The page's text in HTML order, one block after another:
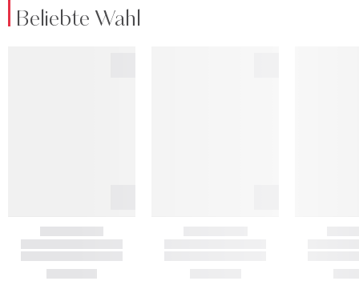
Beliebte Wahl